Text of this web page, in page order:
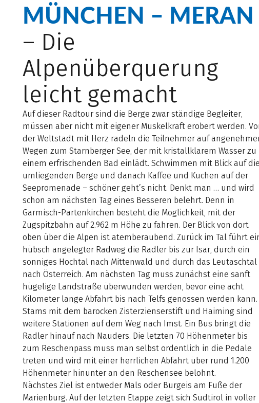
MÜNCHEN – MERAN
– Die
Alpenüberquerung
leicht gemacht
Auf dieser Radtour sind die Berge zwar ständige Begleiter,
müssen aber nicht mit eigener Muskelkraft erobert werden.
der Weltstadt mit Herz radeln die Teilnehmer auf
Wegen zum Starnberger See, der mit kristallklarem Wasser zu
einem erfrischenden Bad einlädt. Schwimmen mit Blick auf die
umliegenden Berge und danach Kaffee und Kuchen auf der
Seepromenade – schöner geht’s nicht. Denkt man … und wird
schon am nächsten Tag eines Besseren belehrt. Denn in
Garmisch-Partenkirchen besteht die Möglichkeit, mit der
Zugspitzbahn auf 2.962 m Höhe zu fahren. Der Blick von dort
oben über die Alpen ist atemberaubend. Zurück im Tal führt
hübsch angelegter Radweg die Radler bis zur Isar, durch ein
sonniges Hochtal nach Mittenwald und durch das Leutaschtal
nach Österreich. Am nächsten Tag muss zunächst eine sanft
hügelige Landstraße überwunden werden, bevor eine acht
Kilometer lange Abfahrt bis nach Telfs genossen werden kann.
Stams mit dem barocken Zisterzienserstift und Haiming sind
weitere Stationen auf dem Weg nach Imst. Ein Bus bringt die
Radler hinauf nach Nauders. Die letzten 70 Höhenmeter bis
zum Reschenpass muss man selbst ordentlich in die Pedale
treten und wird mit einer herrlichen Abfahrt über rund 1.200
Höhenmeter hinunter an den Reschensee belohnt.
Nächstes Ziel ist entweder Mals oder Burgeis am Fuße der
Marienburg. Auf der letzten Etappe zeigt sich Südtirol in voller